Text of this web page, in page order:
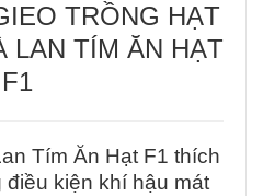
TRỒNG HẠT
LAN TÍM ĂN HẠT
F1
Tím Ăn Hạt F1 thích
điều kiện khí hậu mát